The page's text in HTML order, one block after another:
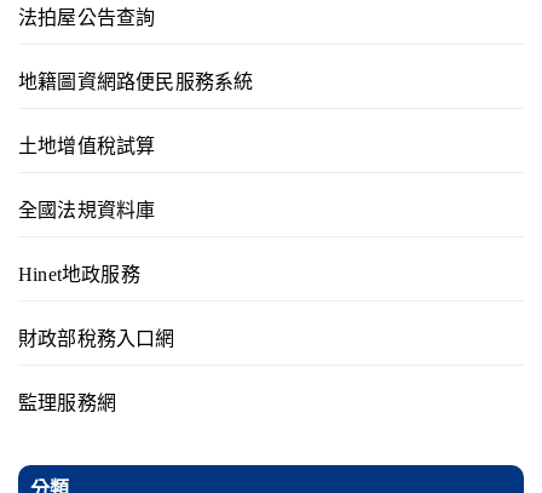
法拍屋公告查詢
地籍圖資網路便民服務系統
土地增值稅試算
全國法規資料庫
Hinet地政服務
財政部稅務入口網
監理服務網
分類